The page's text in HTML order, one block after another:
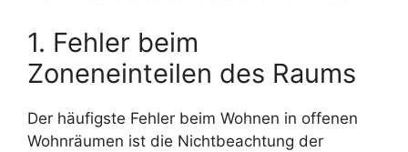
1. Fehler beim
Zoneneinteilen des Raums
Der häufigste Fehler beim Wohnen in offenen
Wohnräumen ist die Nichtbeachtung der